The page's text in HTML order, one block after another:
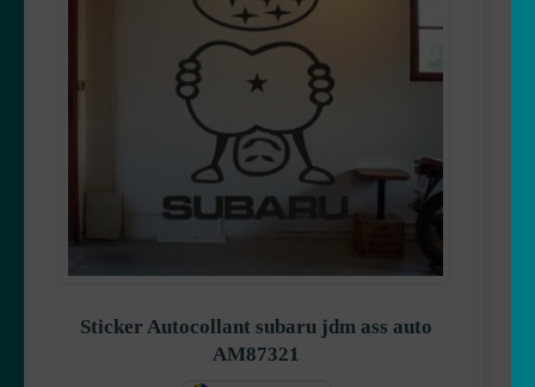
Sticker Autocollant subaru jdm ass auto
AM87321